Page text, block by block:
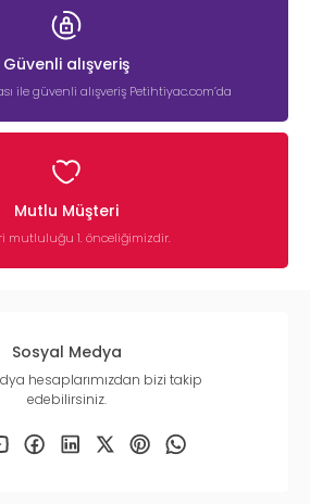
Güvenli alışveriş
ile güvenli alışveriş Petihtiyac.com’da
Mutlu Müşteri
mutluluğu 1. önceliğimizdir.
Sosyal Medya
hesaplarımızdan bizi takip
edebilirsiniz.